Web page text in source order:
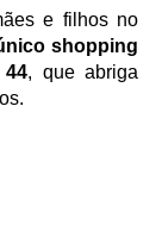
e filhos no
shopping
, que abriga